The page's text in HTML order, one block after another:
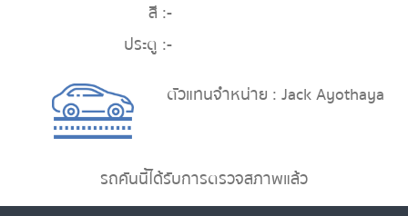
สี :-
ประตู :-
ตัวแทนจำหน่าย : Jack Ayothaya
รถคันนี้ได้รับการตรวจสภาพแล้ว